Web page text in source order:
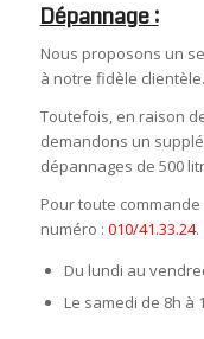
Dépannage :
Nous proposons un
à notre fidèle clientèle.
Toutefois, en raison
demandons un
dépannages de 500
Pour toute
numéro : 010/41.33.24.
Du lundi au
Le samedi de 8h à